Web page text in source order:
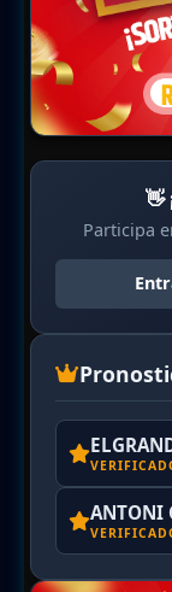
👋
Participa
ANTONI